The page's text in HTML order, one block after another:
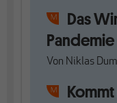
Das
Pandemie
Von Niklas